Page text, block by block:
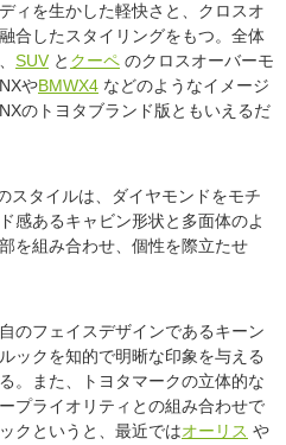
ィを生かした軽快さと、クロスオ
合したスタイリングをもつ。全体
SUV と クーペ のクロスオーバーモ
やBMWX4 などのようなイメージ
のトヨタブランド版ともいえるだ
スタイルは、ダイヤモンドをモチ
感あるキャビン形状と多面体のよ
を組み合わせ、個性を際立たせ
のフェイスデザインであるキーン
ックを知的で明晰な印象を与える
。また、トヨタマークの立体的な
プライオリティとの組み合わせで
クというと、最近ではオーリス や